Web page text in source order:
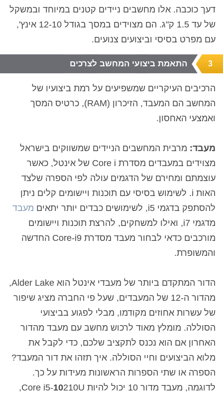
דעך כוכבה. אלו מחשבים ניידים קטנים במיוחד ובמשקל
של עד 1.5 ק"ג. הם מצוידים במסך בגודל
12-10
אינץ',
עם מפרט בסיסי וביצועים צנועים.
3 התאמת ביצועי המחשב לצרכים
הרכיבים העיקריים שמשפיעים על רמת ביצועיו של
המחשב הם המעבד, הזיכרון (RAM), כרטיס המסך
ואמצעי האחסון.
מעבד: מרבית המחשבים הניידים שמשווקים בישראל
מצוידים במעבדים מסדרת Core i של אינטל, כאשר
עוצמתם ומחירם של הדגמים עולה לפי הספרה שלצד
האות i. לשימוש בסיסי עם תוכנות ויישומים קלים ניתן
להסתפק בדגמי i5, לשימושים כבדים יותר יתאים
מעבד
מדגמי i7, ואילו למשחקים, להרצת תוכנות ויישומים
מורכבים כדאי לבחור מעבד מסדרת Core-i9 החדשה
והמשופרת.
הדור המתקדם ביותר של מעבדי אינטל הוא Alder Lake,
מהדור ה-12 של המעבדים, שעל פי החברה מציג שיפור
של עשרות אחוזים מקודמו, מבלי לפגוע בביצועי
הסוללה. מומלץ מאוד לרכוש מחשב עם מעבד מהדור
האחרון אם הוא נכנס לתקציב שלכם, כדי לקבל את
מלוא הביצועים וחיי הסוללה. איך תזהו את דור המעבד?
הספרה או שתי הספרות הראשונות מעידות על כך.
לדוגמה, מעבד מדור 10 יכול להיות Core i5-
10
210U,